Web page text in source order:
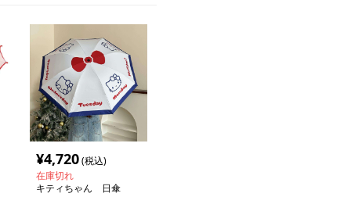
¥4,720(税込)
在庫切れ
キティちゃん 日傘